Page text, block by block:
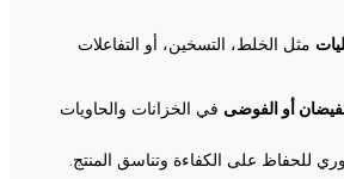
مثل الخلط، التسخين، أو التفاعلات
أو الفوضى في الخزانات والحاويات
للحفاظ على الكفاءة وتناسق المنتج.